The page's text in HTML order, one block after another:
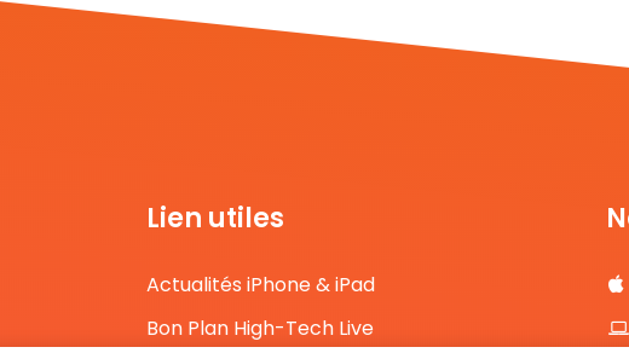
Lien utiles
Actualités iPhone & iPad
Bon Plan High-Tech Live